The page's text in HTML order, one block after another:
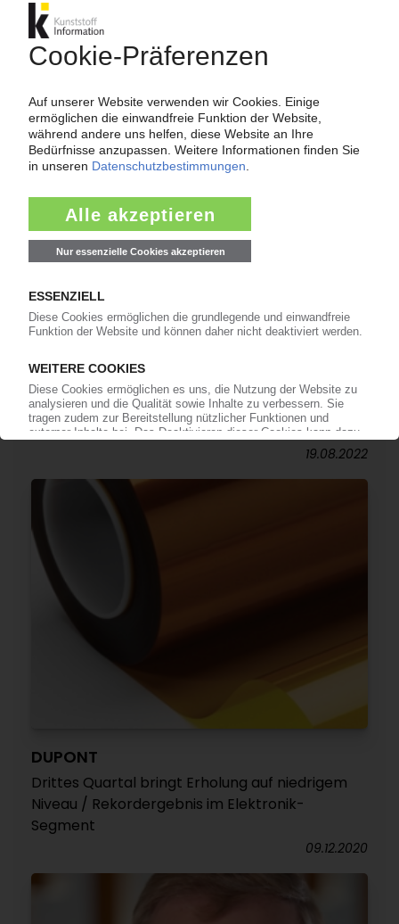
legen zu / Für 2023 rückläufige Erlöse
prognostiziert
DUPONT
Im zweiten Quartal nur leichtes Wachstum bei
fortgeführten Geschäften / Laird-Kauf bringt
Elektroniksegment voran
19.08.2022
DUPONT
Drittes Quartal bringt Erholung auf niedrigem
Niveau / Rekordergebnis im Elektronik-
Segment
09.12.2020